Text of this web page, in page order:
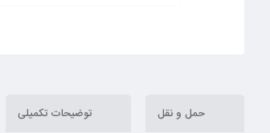
حمل و نقل توضیحات تکمیلی